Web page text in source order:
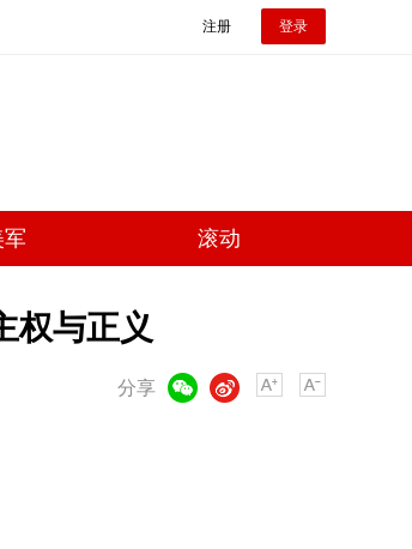
注册 登录
军 滚动
权与正义
分享
微博